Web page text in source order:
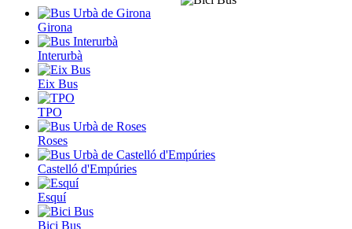
Girona
Interurbà
Eix Bus
TPO
Roses
Castelló d'Empúries
Esquí
Bici Bus